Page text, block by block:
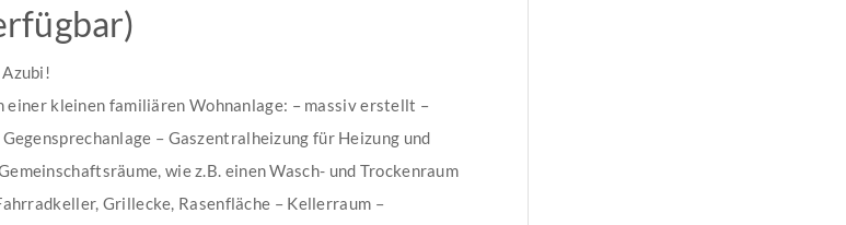
einer kleinen familiären Wohnanlage: – massiv erstellt –
– Gaszentralheizung für Heizung und
wie z.B. einen Wasch- und Trockenraum
Grillecke, Rasenfläche – Kellerraum –